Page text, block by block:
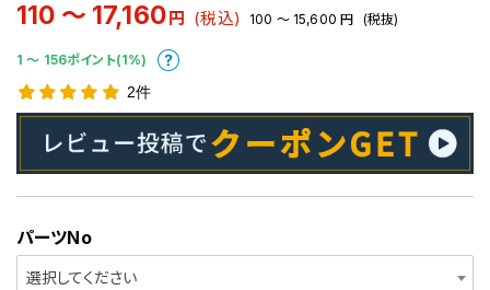
110 ～ 17,160 円 (税込) 100 ～ 15,600 円 (税抜)
1 〜 156ポイント(1%)
2件
パーツNo
選択してください